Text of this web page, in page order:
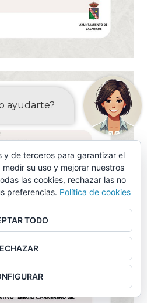
y de terceros para garantizar el
su uso y mejorar nuestros
las cookies, rechazar las no
preferencias. Política de cookies
TODO